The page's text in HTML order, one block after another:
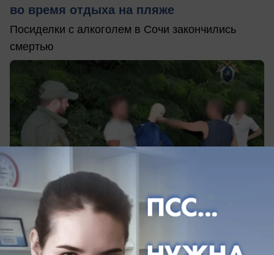
во время отдыха на пляже
Посиделки с алкоголем в Сочи закончились
смертью